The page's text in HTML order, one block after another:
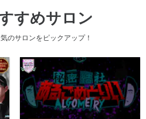
すめサロン
のサロンをピックアップ！